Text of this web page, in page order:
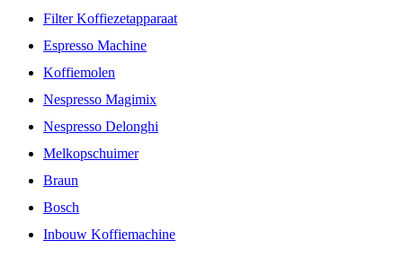
Filter Koffiezetapparaat
Espresso Machine
Koffiemolen
Nespresso Magimix
Nespresso Delonghi
Melkopschuimer
Braun
Bosch
Inbouw Koffiemachine